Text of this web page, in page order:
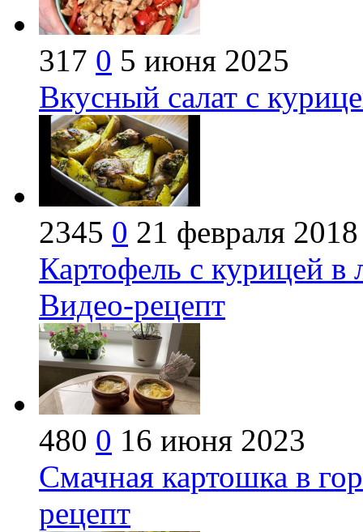
317 0 5 июня 2025
Вкусный салат с
2345 0 21 февраля 2018
Картофель с курицей
Видео-рецепт
480 0 16 июня 2023
Смачная картошка в
рецепт